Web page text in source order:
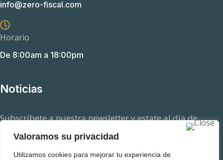
Valoramos su privacidad
Utilizamos cookies para mejorar tu experiencia de
info@zero-fiscal.com
Horario
De 8:00am a 18:00pm
Noticias
Subscríbete a nuestra newsletter y estate al día de
aquellas novedades en el ámbito fiscal que pueden